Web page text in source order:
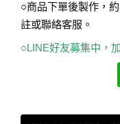
○商品下單後製作，
註或聯絡客服。
○LINE好友募集中，